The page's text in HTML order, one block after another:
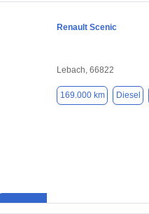
Renault Scenic
Lebach, 66822
169.000 km Diesel